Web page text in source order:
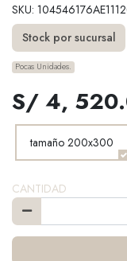
SKU:
Stock por sucursal
Pocas Unidades.
S/ 4,
tamaño 200x300
CANTIDAD